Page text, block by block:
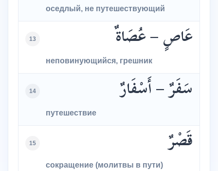
оседлый, не путешествующий
13 عَاصٍ – عُصَاةٌ
неповинующийся, грешник
14 سَفَرٌ – أَسْفَارٌ
путешествие
15 قَصْرٌ
сокращение (молитвы в пути)